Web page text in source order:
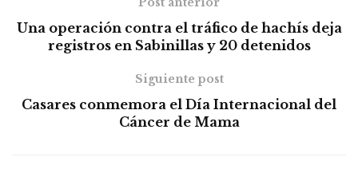
Una operación contra el tráfico de hachís deja
registros en Sabinillas y 20 detenidos
Siguiente post
Casares conmemora el Día Internacional del
Cáncer de Mama